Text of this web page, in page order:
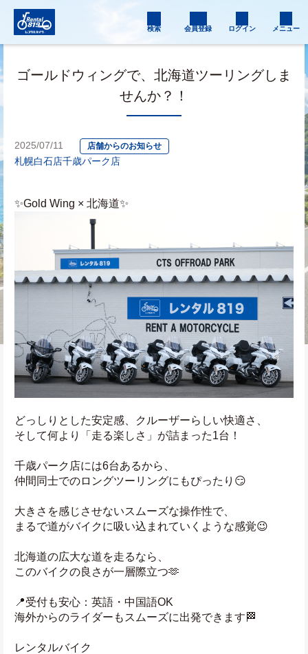
検索 会員登録 ログイン メニュー
ゴールドウィングで、北海道ツーリングしま
せんか？！
2025/07/11 店舗からのお知らせ
札幌白石店千歳パーク店
✨Gold Wing × 北海道✨
どっしりとした安定感、クルーザーらしい快適さ、
そして何より「走る楽しさ」が詰まった1台！
千歳パーク店には6台あるから、
仲間同士でのロングツーリングにもぴったり😏
大きさを感じさせないスムーズな操作性で、
まるで道がバイクに吸い込まれていくような感覚😉
北海道の広大な道を走るなら、
このバイクの良さが一層際立つ🫶
📍受付も安心：英語・中国語OK
海外からのライダーもスムーズに出発できます🏁
レンタルバイク